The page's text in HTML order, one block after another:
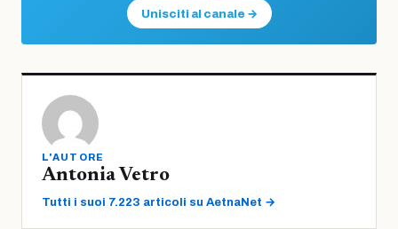
Unisciti al canale →
L'AUTORE
Antonia Vetro
Tutti i suoi 7.223 articoli su AetnaNet →